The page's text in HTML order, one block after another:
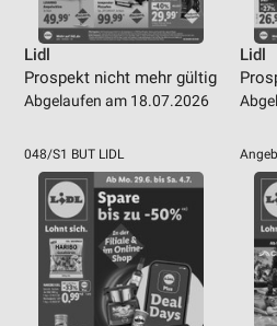
Lidl
Prospekt nicht mehr gültig
Abgelaufen am 18.07.2026
Lidl
048/S1 BUT LIDL